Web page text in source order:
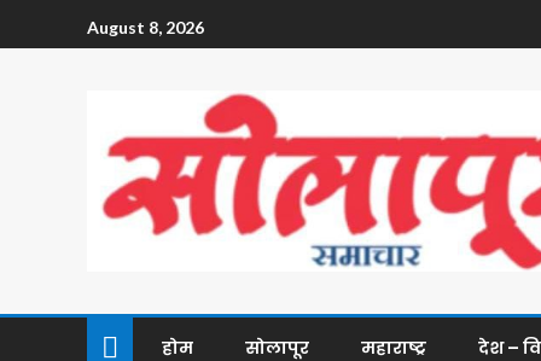
August 8, 2026
होम सोलापूर महाराष्ट्र देश –